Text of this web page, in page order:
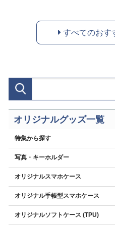
すべてのおす
オリジナルグッズ一覧
特集から探す
写真・キーホルダー
オリジナルスマホケース
オリジナル手帳型スマホケース
オリジナルソフトケース (TPU)